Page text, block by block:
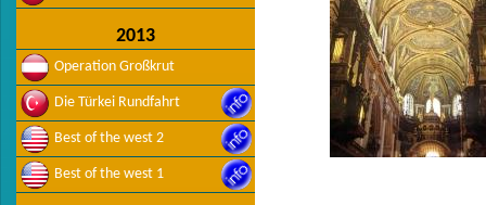
2013
Operation Großkrut
Die Türkei Rundfahrt
Best of the west 2
Best of the west 1